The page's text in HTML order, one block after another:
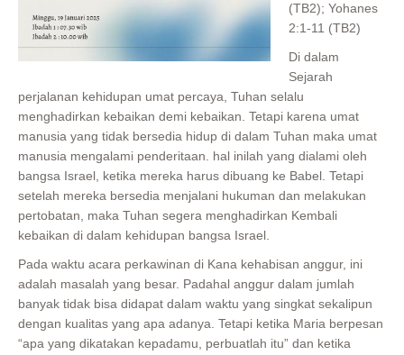
(TB2); Yohanes
2:1-11 (TB2)
Di dalam
Sejarah
perjalanan kehidupan umat percaya, Tuhan selalu
menghadirkan kebaikan demi kebaikan. Tetapi karena umat
manusia yang tidak bersedia hidup di dalam Tuhan maka umat
manusia mengalami penderitaan. hal inilah yang dialami oleh
bangsa Israel, ketika mereka harus dibuang ke Babel. Tetapi
setelah mereka bersedia menjalani hukuman dan melakukan
pertobatan, maka Tuhan segera menghadirkan Kembali
kebaikan di dalam kehidupan bangsa Israel.
Pada waktu acara perkawinan di Kana kehabisan anggur, ini
adalah masalah yang besar. Padahal anggur dalam jumlah
banyak tidak bisa didapat dalam waktu yang singkat sekalipun
dengan kualitas yang apa adanya. Tetapi ketika Maria berpesan
“apa yang dikatakan kepadamu, perbuatlah itu” dan ketika